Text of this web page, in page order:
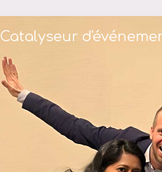
Catalyseur